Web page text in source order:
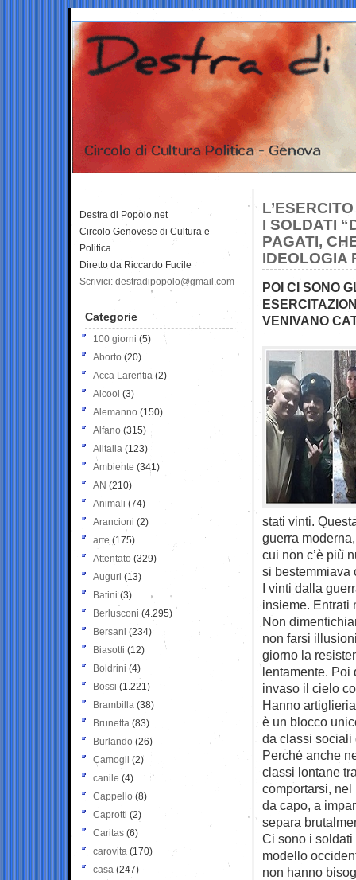
I SOLDATI
PAGATI,
IDEOLOGIA
POI CI SONO
VENIVANO
stati vinti.
guerra
cui non c’è più
si bestemmiava
I vinti dalla
insieme. Entrati
Non
non farsi
giorno la
lentamente. Poi
invaso il cielo
Hanno
è un blocco
da classi sociali
Perché anche
classi lontane
comportarsi,
da capo, a
separa
Ci sono i soldati
modello
non hanno
Destra di Popolo.net
Circolo Genovese di Cultura e
Politica
Diretto da Riccardo Fucile
Scrivici: destradipopolo@gmail.com
Categorie
100 giorni (5)
Aborto (20)
Acca Larentia (2)
Alcool (3)
Alemanno (150)
Alfano (315)
Alitalia (123)
Ambiente (341)
AN (210)
Animali (74)
Arancioni (2)
arte (175)
Attentato (329)
Auguri (13)
Batini (3)
Berlusconi (4.295)
Bersani (234)
Biasotti (12)
Boldrini (4)
Bossi (1.221)
Brambilla (38)
Brunetta (83)
Burlando (26)
Camogli (2)
canile (4)
Cappello (8)
Caprotti (2)
Caritas (6)
carovita (170)
casa (247)